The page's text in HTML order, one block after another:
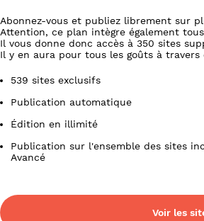
Abonnez-vous et publiez librement sur
Attention, ce plan intègre également
Il vous donne donc accès à 350 sites
Il y en aura pour tous les goûts à travers
539 sites exclusifs
Publication automatique
Édition en illimité
Publication sur l'ensemble des sites
Avancé
Voir les